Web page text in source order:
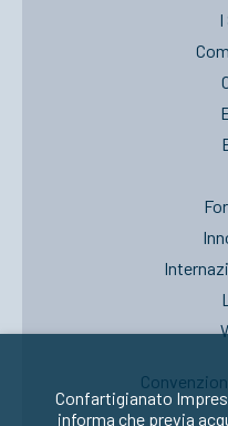
I
Confartigianato
informa che previa